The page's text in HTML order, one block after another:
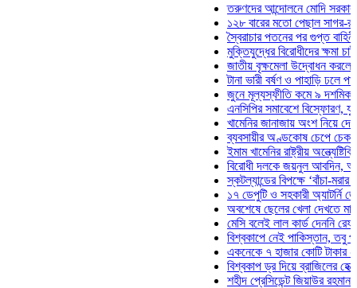
তরুণদের আন্দোলনে মোদি সরকার
১২৮ বারের মতো পেছাল সাগর-রুনি
স্বৈরাচার পতনের পর গুপ্ত বাহিনীর
মুক্তিযুদ্ধের বিরোধীদের ক্ষমা চাইতে
জাতীয় বৃক্ষমেলা উদ্বোধন করলেন
টানা ভারী বর্ষণ ও পাহাড়ি ঢলে
জুনে মূল্যস্ফীতি কমে ৯ দশমিক ১৬
এনসিপির সমাবেশে বিস্ফোরণ,
খামেনির জানাজায় অংশ নিয়ে দেশে
ব্যবসায়ীর অণ্ডকোষ চেপে চেক-
ইমাম খামেনির রাষ্ট্রীয়
বিরোধী দলকে জয়নুল আবদিন,
স্কটল্যান্ডের বিপক্ষে ‘বাঁচা-মরার
১৭ ডেপুটি ও সহকারী অ্যাটর্নি
অবশেষে ছেলের খেলা দেখতে মাঠে
মেসি বলেই লাল কার্ড দেননি রেফারি!
বিশ্বকাপে নেই পাকিস্তান, তবু
একনেকে ৭ হাজার কোটি টাকার ৫
বিশ্বকাপ ড্র দিয়ে ব্রাজিলের হেক্সা
শহীদ প্রেসিডেন্ট জিয়াউর রহমান